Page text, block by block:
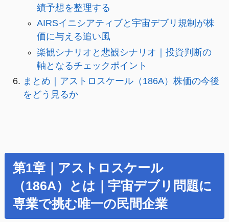
績予想を整理する
AIRSイニシアティブと宇宙デブリ規制が株
価に与える追い風
楽観シナリオと悲観シナリオ｜投資判断の
軸となるチェックポイント
まとめ｜アストロスケール（186A）株価の今後
をどう見るか
第1章｜アストロスケール
（186A）とは｜宇宙デブリ問題に
専業で挑む唯一の民間企業